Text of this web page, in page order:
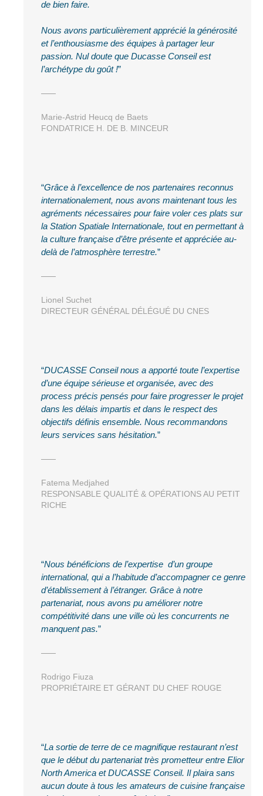
de bien faire.
Nous avons particulièrement apprécié la générosité
et l’enthousiasme des équipes à partager leur
passion. Nul doute que Ducasse Conseil est
l’archétype du goût !
Marie-Astrid Heucq de Baets
FONDATRICE H. DE B. MINCEUR
Grâce à l’excellence de nos partenaires reconnus
internationalement, nous avons maintenant tous les
agréments nécessaires pour faire voler ces plats sur
la Station Spatiale Internationale, tout en permettant à
la culture française d’être présente et appréciée au-
delà de l’atmosphère terrestre.
Lionel Suchet
DIRECTEUR GÉNÉRAL DÉLÉGUÉ DU CNES
DUCASSE Conseil nous a apporté toute l’expertise
d’une équipe sérieuse et organisée, avec des
process précis pensés pour faire progresser le projet
dans les délais impartis et dans le respect des
objectifs définis ensemble. Nous recommandons
leurs services sans hésitation.
Fatema Medjahed
RESPONSABLE QUALITÉ & OPÉRATIONS AU PETIT
RICHE
Nous bénéficions de l’expertise d’un groupe
international, qui a l’habitude d’accompagner ce genre
d’établissement à l’étranger. Grâce à notre
partenariat, nous avons pu améliorer notre
compétitivité dans une ville où les concurrents ne
manquent pas.
Rodrigo Fiuza
PROPRIÉTAIRE ET GÉRANT DU CHEF ROUGE
La sortie de terre de ce magnifique restaurant n’est
que le début du partenariat très prometteur entre Elior
North America et DUCASSE Conseil. Il plaira sans
aucun doute à tous les amateurs de cuisine française